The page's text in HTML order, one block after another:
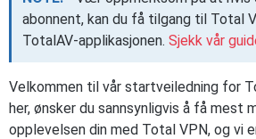
abonnent, kan du få tilgang til Total
TotalAV-applikasjonen. Sjekk vår
Velkommen til vår startveiledning for
her, ønsker du sannsynligvis å få mest
opplevelsen din med Total VPN, og vi